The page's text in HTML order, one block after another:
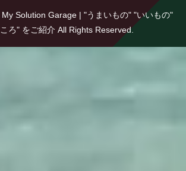
Solution Garage | "うまいもの" "いいもの"
ろ" をご紹介 All Rights Reserved.